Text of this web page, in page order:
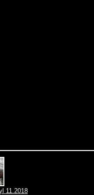
11.2018